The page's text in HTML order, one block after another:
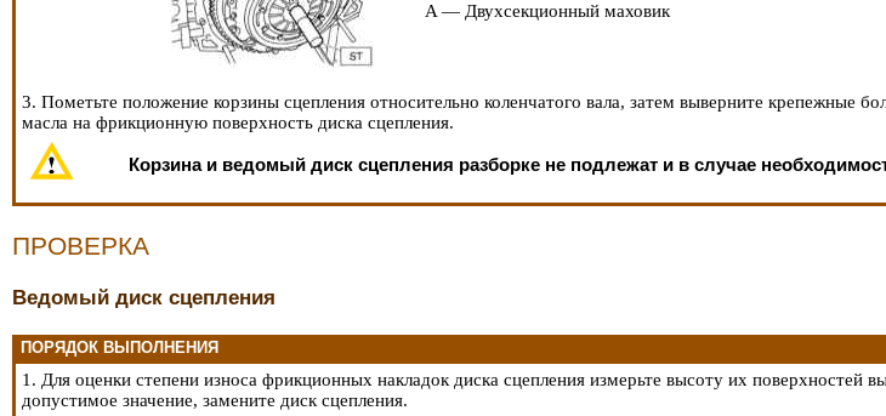
A — Двухсекционный маховик
3. Пометьте положение корзины сцепления относительно коленчатого вала, затем выверните крепежные
масла на фрикционную поверхность диска сцепления.
Корзина и ведомый диск сцепления разборке не подлежат и в случае
ПРОВЕРКА
Ведомый диск сцепления
ПОРЯДОК ВЫПОЛНЕНИЯ
1. Для оценки степени износа фрикционных накладок диска сцепления измерьте высоту их
допустимое значение, замените диск сцепления.